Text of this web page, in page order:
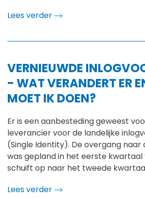
Lees verder
VERNIEUWDE
- WAT VERANDERT ER
MOET IK DOEN?
Er is een aanbesteding geweest
leverancier voor de landelijke
(Single Identity). De overgang naar
was gepland in het eerste kwartaal
schuift op naar het tweede
Lees verder